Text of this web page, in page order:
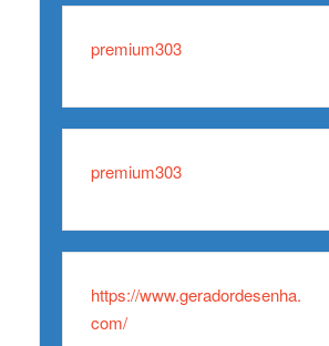
premium303
premium303
https://www.geradordesenha.
com/